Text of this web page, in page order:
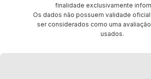
finalidade exclusivamente
Os dados não possuem validade
ser considerados como uma
usados.